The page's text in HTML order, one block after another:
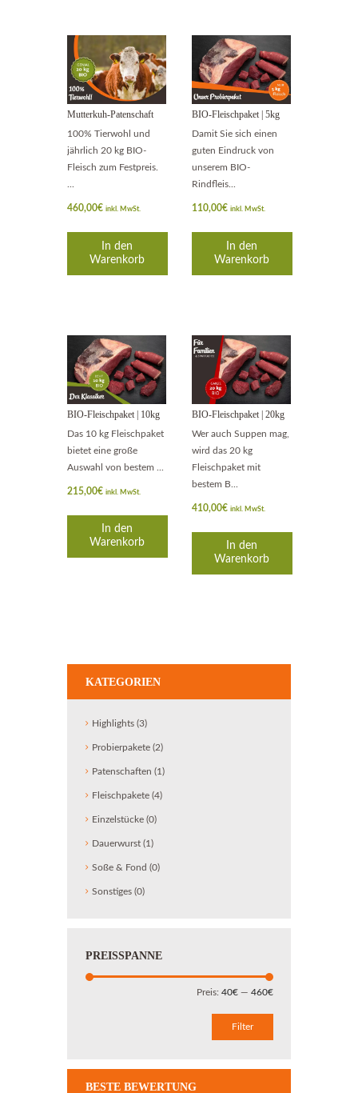
Mutterkuh-Patenschaft
100% Tierwohl und
jährlich 20 kg BIO-
Fleisch zum Festpreis.
460,00€ inkl. MwSt.
In den
Warenkorb
BIO-Fleischpaket | 5kg
Damit Sie sich einen
guten Eindruck von
unserem BIO-
Rindfleis...
110,00€ inkl. MwSt.
In den
Warenkorb
BIO-Fleischpaket | 10kg
Das 10 kg Fleischpaket
bietet eine große
Auswahl von bestem ...
215,00€ inkl. MwSt.
In den
Warenkorb
BIO-Fleischpaket | 20kg
Wer auch Suppen mag,
wird das 20 kg
Fleischpaket mit
bestem B...
410,00€ inkl. MwSt.
In den
Warenkorb
KATEGORIEN
Highlights (3)
Probierpakete (2)
Patenschaften (1)
Fleischpakete (4)
Einzelstücke (0)
Dauerwurst (1)
Soße & Fond (0)
Sonstiges (0)
PREISSPANNE
Min.
Max.
Filter
Preis:40€ —460€
BESTE BEWERTUNG